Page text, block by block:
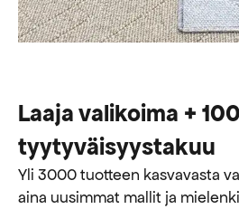
Laaja valikoima +
tyytyväisyystakuu
Yli 3000 tuotteen kasvavasta
aina uusimmat mallit ja